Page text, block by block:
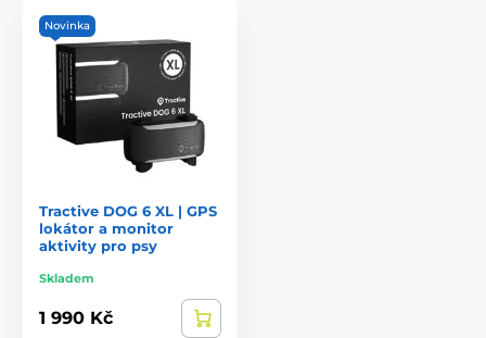
Novinka
Tractive DOG 6 XL | GPS
lokátor a monitor
aktivity pro psy
Skladem
1 990 Kč